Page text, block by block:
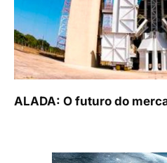
ALADA: O futuro do